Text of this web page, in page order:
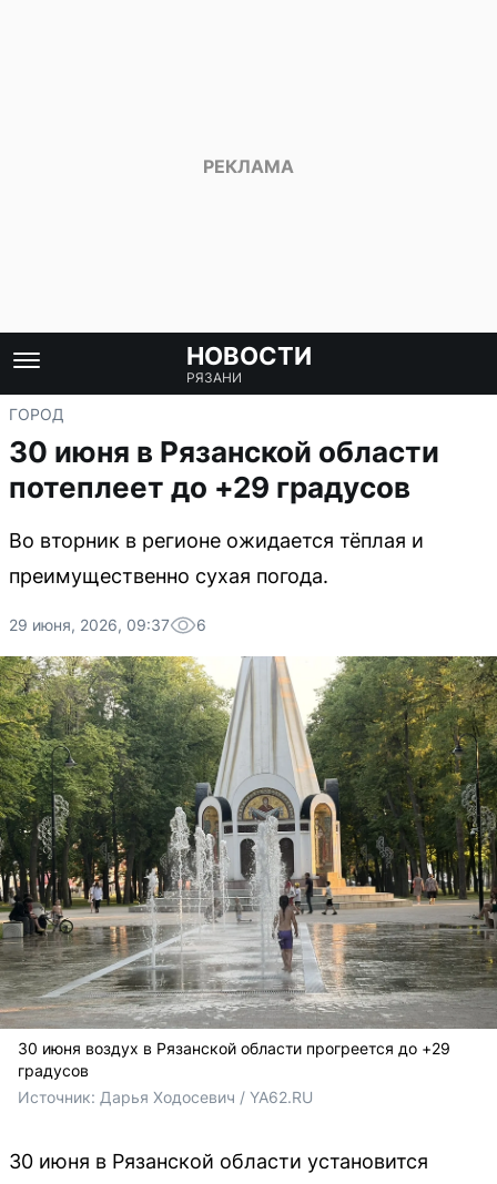
НОВОСТИ
РЯЗАНИ
ГОРОД
30 июня в Рязанской области
потеплеет до +29 градусов
Во вторник в регионе ожидается тёплая и
преимущественно сухая погода.
29 июня, 2026, 09:37 6
30 июня воздух в Рязанской области прогреется до +29
градусов
Источник: Дарья Ходосевич / YA62.RU
30 июня в Рязанской области установится